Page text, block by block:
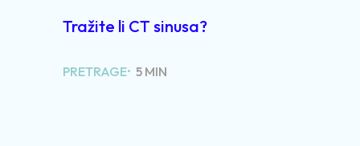
Tražite li CT sinusa?
PRETRAGE• 5 MIN